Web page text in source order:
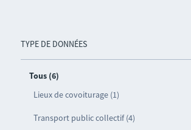
TYPE DE DONNÉES
Tous (6)
Lieux de covoiturage (1)
Transport public collectif (4)